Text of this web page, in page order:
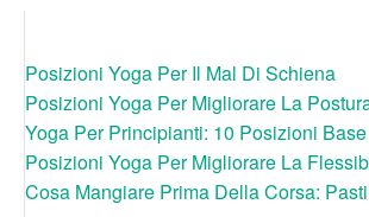
Posizioni Yoga Per Il Mal Di Schiena
Posizioni Yoga Per Migliorare La
Yoga Per Principianti: 10 Posizioni
Posizioni Yoga Per Migliorare La
Cosa Mangiare Prima Della Corsa: